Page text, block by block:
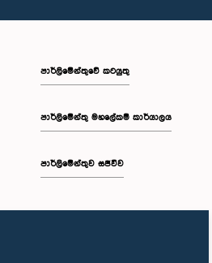
පාර්ලිමේන්තුවේ කටයුතු
පාර්ලිමේන්තු මහලේකම් කාර්යාලය
පාර්ලිමේන්තුව සජීවීව